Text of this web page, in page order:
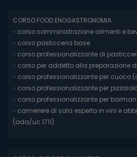
CORSO FOOD ENOGASTRONOMIA
» corso somministrazione alimenti e
» corso pasticceria base
» corso professionalizzante di
» corso per addetto alla preparazione
» corso professionalizzante per cuoco
» corso professionalizzante per
» corso professionalizzante per
» cameriere di sala esperto in vini e
(ada/uc 1711)